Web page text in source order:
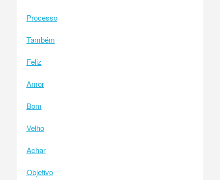
Processo
Também
Feliz
Amor
Bom
Velho
Achar
Objetivo